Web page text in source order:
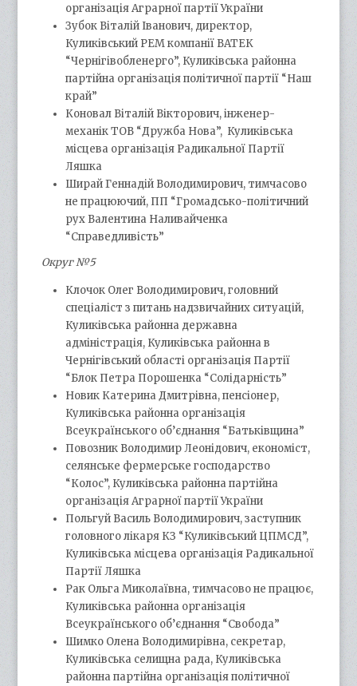
організація Аграрної партії України
Зубок Віталій Іванович, директор,
Куликівський РЕМ компанії ВАТЕК
“Чернігівобленерго”, Куликівська районна
партійна організація політичної партії “Наш
край”
Коновал Віталій Вікторович, інженер-
механік ТОВ “Дружба Нова”, Куликівська
місцева організація Радикальної Партії
Ляшка
Ширай Геннадій Володимирович, тимчасово
не працюючий, ПП “Громадсько-політичний
рух Валентина Наливайченка
“Справедливість”
Округ №5
Клочок Олег Володимирович, головний
спеціаліст з питань надзвичайних ситуацій,
Куликівська районна державна
адміністрація, Куликівська районна в
Чернігівський області організація Партії
“Блок Петра Порошенка “Солідарність”
Новик Катерина Дмитрівна, пенсіонер,
Куликівська районна організація
Всеукраїнського об’єднання “Батьківщина”
Повозник Володимир Леонідович, економіст,
селянське фермерське господарство
“Колос”, Куликівська районна партійна
організація Аграрної партії України
Польгуй Василь Володимирович, заступник
головного лікаря КЗ “Куликівський ЦПМСД”,
Куликівська місцева організація Радикальної
Партії Ляшка
Рак Ольга Миколаївна, тимчасово не працює,
Куликівська районна організація
Всеукраїнського об’єднання “Свобода”
Шимко Олена Володимирівна, секретар,
Куликівська селищна рада, Куликівська
районна партійна організація політичної